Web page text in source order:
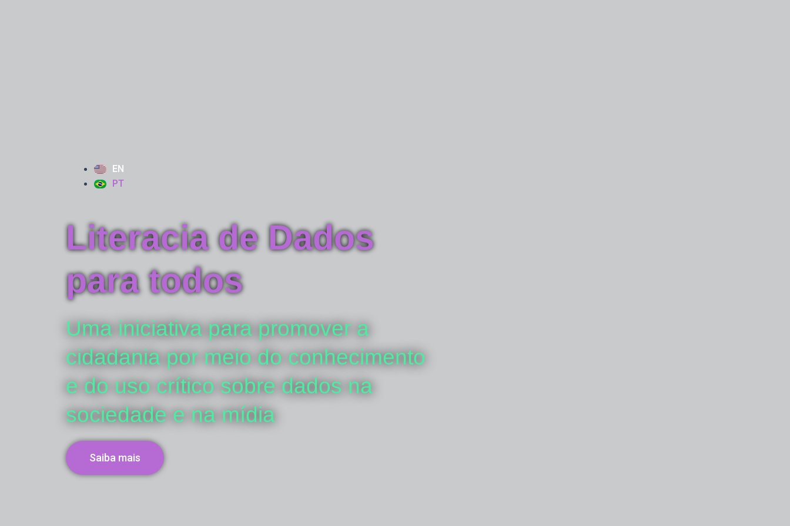
EN
PT
Literacia de Dados
para todos
Uma iniciativa para promover a
cidadania por meio do conhecimento
e do uso crítico sobre dados na
sociedade e na mídia
Saiba mais